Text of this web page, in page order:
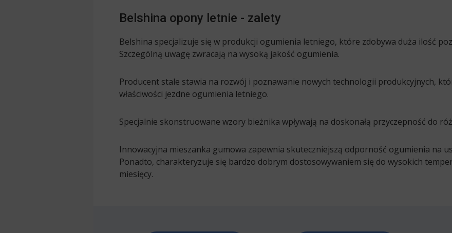
Belshina opony letnie - zalety
Belshina specjalizuje się w produkcji ogumienia letniego, które zdobywa duża ilość
Szczególną uwagę zwracają na wysoką jakość ogumienia.
Producent stale stawia na rozwój i poznawanie nowych technologii produkcyjnych,
właściwości jezdne ogumienia letniego.
Specjalnie skonstruowane wzory bieżnika wpływają na doskonałą przyczepność do
Innowacyjna mieszanka gumowa zapewnia skuteczniejszą odporność ogumienia na
Ponadto, charakteryzuje się bardzo dobrym dostosowywaniem się do wysokich
miesięcy.